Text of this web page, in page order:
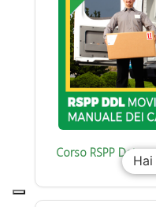
Corso RSPP